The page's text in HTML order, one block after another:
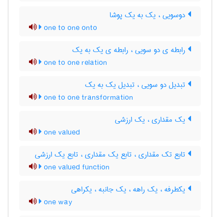
دوسویی ، یک به یک پوشا
one to one onto
رابطه ی دو سویی ، رابطه ی یک به یک
one to one relation
تبدیل دو سویی ، تبدیل یک به یک
one to one transformation
یک مقداری ، یک ارزشی
one valued
تابع تک مقداری ، تابع یک مقداری ، تابع یک ارزشی
one valued function
یکطرفه ، یک راهه ، یک جانبه ، یکراهی
one way